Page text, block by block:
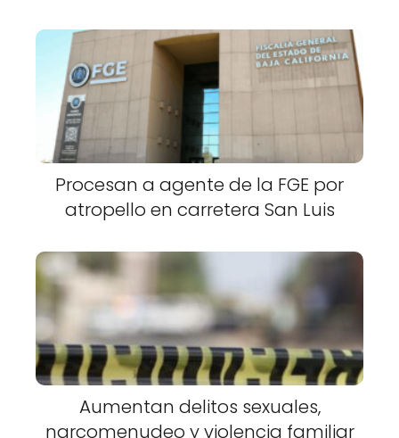
Procesan a agente de la FGE por
atropello en carretera San Luis
Aumentan delitos sexuales,
narcomenudeo y violencia familiar